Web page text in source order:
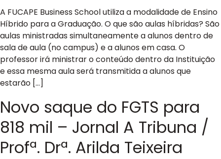
A FUCAPE Business School utiliza a modalidade de Ensino
Híbrido para a Graduação. O que são aulas híbridas? São
aulas ministradas simultaneamente a alunos dentro de
sala de aula (no campus) e a alunos em casa. O
professor irá ministrar o conteúdo dentro da Instituição
e essa mesma aula será transmitida a alunos que
estarão […]
Novo saque do FGTS para
818 mil – Jornal A Tribuna /
Profª. Drª. Arilda Teixeira